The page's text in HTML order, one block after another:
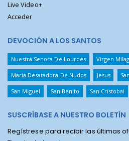
Live Video+
Acceder
DEVOCIÓN A LOS SANTOS
Nuestra Senora De Lourdes Virgen
Maria Desatadora De Nudos Jesus
San Miguel San Benito San Cristobal
SUSCRÍBASE A NUESTRO BOLETÍN
Regístrese para recibir las últimas